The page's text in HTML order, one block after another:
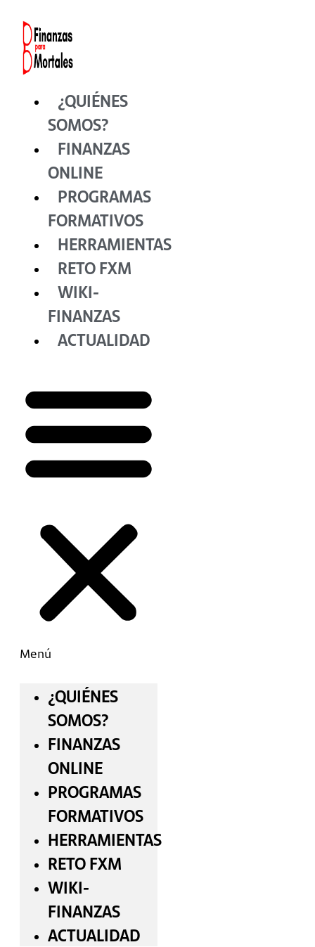
contenido
¿QUIÉNES
SOMOS?
FINANZAS
ONLINE
PROGRAMAS
FORMATIVOS
HERRAMIENTAS
RETO FXM
WIKI-
FINANZAS
ACTUALIDAD
Menú
¿QUIÉNES
SOMOS?
FINANZAS
ONLINE
PROGRAMAS
FORMATIVOS
HERRAMIENTAS
RETO FXM
WIKI-
FINANZAS
ACTUALIDAD